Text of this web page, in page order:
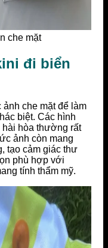
che mặt
đi biển
che mặt để làm
biệt. Các hình
hài hòa thường rất
ảnh còn mang
tạo cảm giác thư
phù hợp với
tính thẩm mỹ.